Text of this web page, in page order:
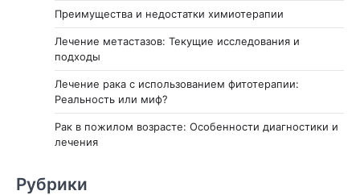
Преимущества и недостатки химиотерапии
Лечение метастазов: Текущие исследования и
подходы
Лечение рака с использованием фитотерапии:
Реальность или миф?
Рак в пожилом возрасте: Особенности диагностики и
лечения
Рубрики